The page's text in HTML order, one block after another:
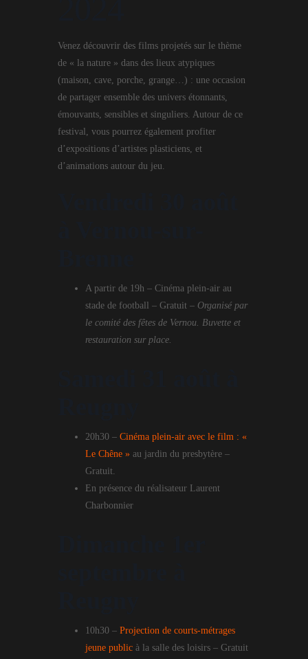
Venez découvrir des films projetés sur le thème
de « la nature » dans des lieux atypiques
(maison, cave, porche, grange…) : une occasion
de partager ensemble des univers étonnants,
émouvants, sensibles et singuliers. Autour de ce
festival, vous pourrez également profiter
d’expositions d’artistes plasticiens, et
d’animations autour du jeu.
A partir de 19h – Cinéma plein-air au
stade de football – Gratuit – Organisé par
le comité des fêtes de Vernou. Buvette et
restauration sur place.
20h30 – Cinéma plein-air avec le film : «
Le Chêne » au jardin du presbytère –
Gratuit.
En présence du réalisateur Laurent
Charbonnier
10h30 – Projection de courts-métrages
jeune public à la salle des loisirs – Gratuit